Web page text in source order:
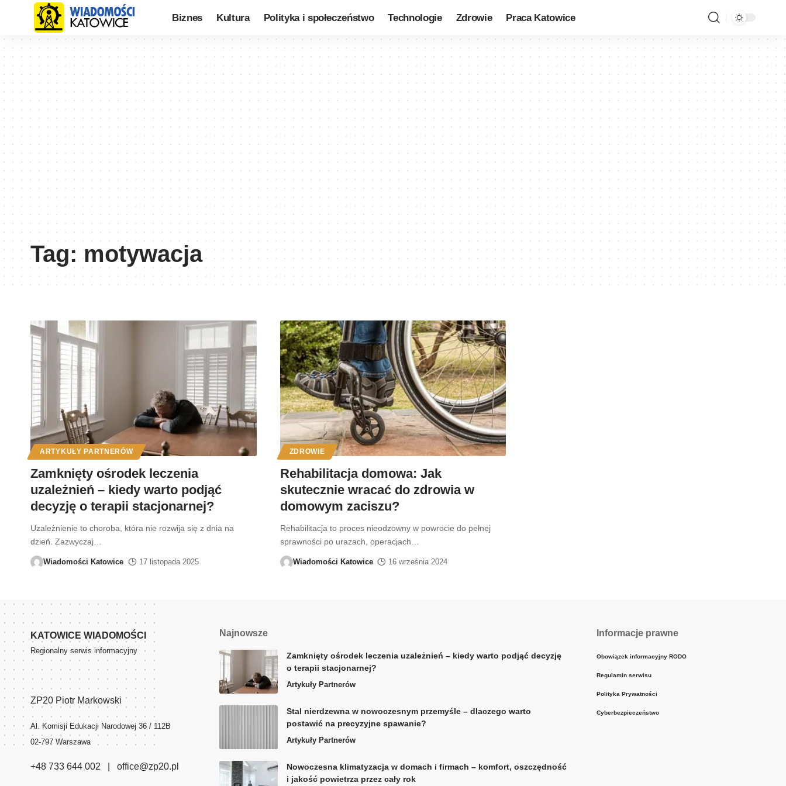
Biznes Kultura Polityka i społeczeństwo Technologie Zdrowie Praca Katowice
Tag:motywacja
ARTYKUŁY PARTNERÓW
Zamknięty ośrodek leczenia
uzależnień – kiedy warto podjąć
decyzję o terapii stacjonarnej?
Uzależnienie to choroba, która nie rozwija się z dnia na
dzień. Zazwyczaj
Wiadomości Katowice 17 listopada 2025
ZDROWIE
Rehabilitacja domowa: Jak
skutecznie wracać do zdrowia w
domowym zaciszu?
Rehabilitacja to proces nieodzowny w powrocie do pełnej
sprawności po urazach, operacjach
Wiadomości Katowice 16 września 2024
KATOWICE WIADOMOŚCI
Regionalny serwis informacyjny
ZP20 Piotr Markowski
Al. Komisji Edukacji Narodowej 36 / 112B
02-797 Warszawa
+48 733 644 002 | office@zp20.pl
Najnowsze
Zamknięty ośrodek leczenia uzależnień – kiedy warto podjąć decyzję
o terapii stacjonarnej?
Artykuły Partnerów
Stal nierdzewna w nowoczesnym przemyśle – dlaczego warto
postawić na precyzyjne spawanie?
Artykuły Partnerów
Nowoczesna klimatyzacja w domach i firmach – komfort, oszczędność
i jakość powietrza przez cały rok
Informacje prawne
Obowiązek informacyjny RODO
Regulamin serwisu
Polityka Prywatności
Cyberbezpieczeństwo